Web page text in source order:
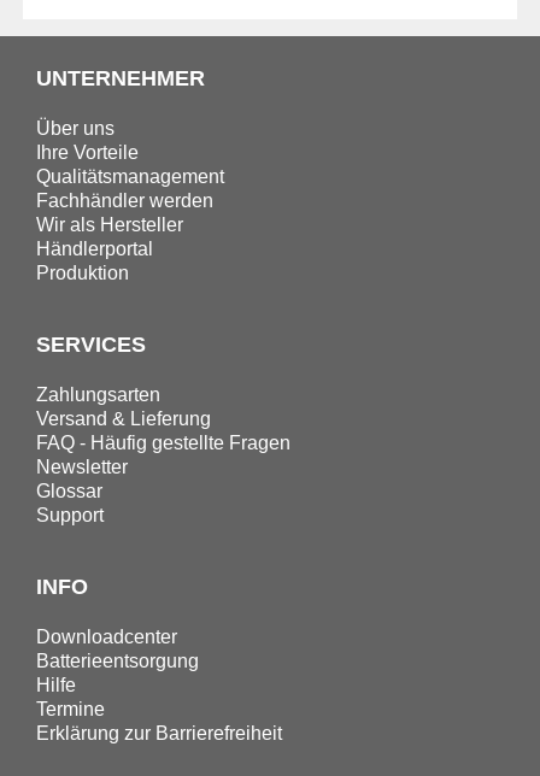
UNTERNEHMER
Über uns
Ihre Vorteile
Qualitätsmanagement
Fachhändler werden
Wir als Hersteller
Händlerportal
Produktion
SERVICES
Zahlungsarten
Versand & Lieferung
FAQ - Häufig gestellte Fragen
Newsletter
Glossar
Support
INFO
Downloadcenter
Batterieentsorgung
Hilfe
Termine
Erklärung zur Barrierefreiheit